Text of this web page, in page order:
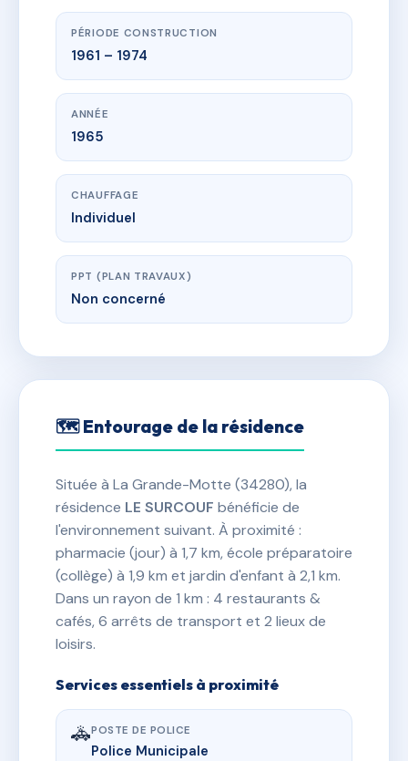
PÉRIODE CONSTRUCTION
1961 – 1974
ANNÉE
1965
CHAUFFAGE
Individuel
PPT (PLAN TRAVAUX)
Non concerné
🗺 Entourage de la résidence
Située à La Grande-Motte (34280), la
résidence LE SURCOUF bénéficie de
l'environnement suivant. À proximité :
pharmacie (jour) à 1,7 km, école préparatoire
(collège) à 1,9 km et jardin d'enfant à 2,1 km.
Dans un rayon de 1 km : 4 restaurants &
cafés, 6 arrêts de transport et 2 lieux de
loisirs.
Services essentiels à proximité
🚓POSTE DE POLICE
Police Municipale